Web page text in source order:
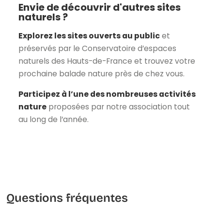
Envie de découvrir d'autres sites
naturels ?
Explorez les sites ouverts au publicet
préservés par le Conservatoire d’espaces
naturels des Hauts-de-France et trouvez votre
prochaine balade nature près de chez vous.
Participez à l’une des nombreuses activités
nature proposées par notre association tout
au long de l’année.
Questions fréquentes